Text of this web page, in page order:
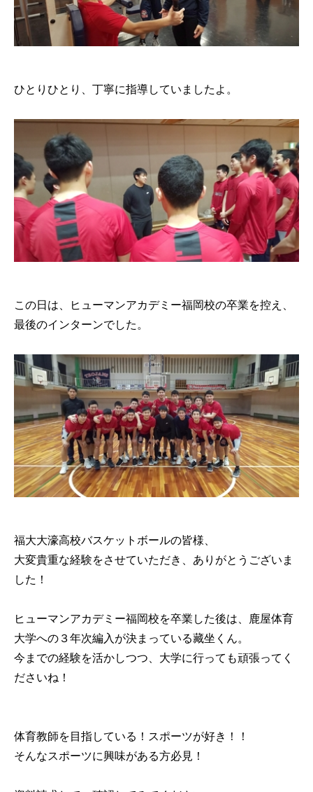
ひとりひとり、丁寧に指導していましたよ。
この日は、ヒューマンアカデミー福岡校の卒業を控え、
最後のインターンでした。
福大大濠高校バスケットボールの皆様、
大変貴重な経験をさせていただき、ありがとうございま
した！
ヒューマンアカデミー福岡校を卒業した後は、鹿屋体育
大学への３年次編入が決まっている藏坐くん。
今までの経験を活かしつつ、大学に行っても頑張ってく
ださいね！
体育教師を目指している！スポーツが好き！！
そんなスポーツに興味がある方必見！